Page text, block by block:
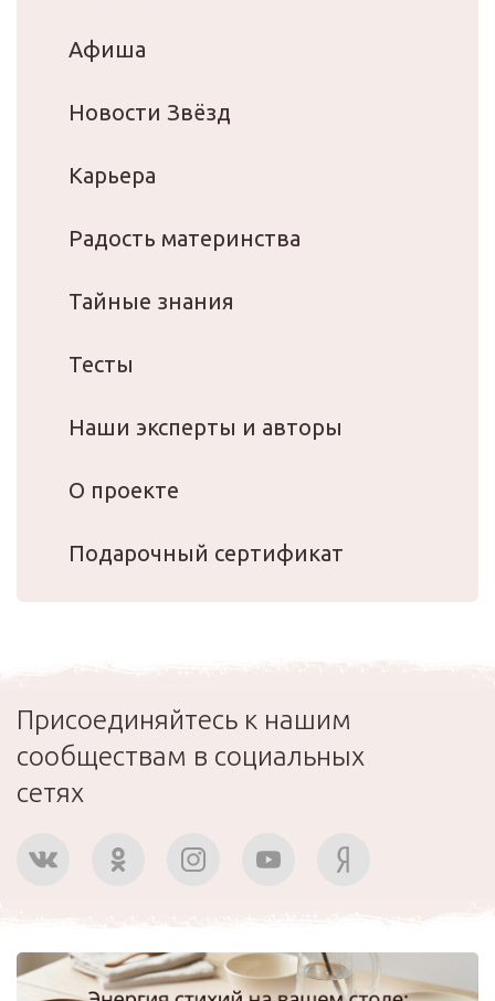
Афиша
Новости Звёзд
Карьера
Радость материнства
Тайные знания
Тесты
Наши эксперты и авторы
О проекте
Подарочный сертификат
Присоединяйтесь к нашим
сообществам в социальных
сетях